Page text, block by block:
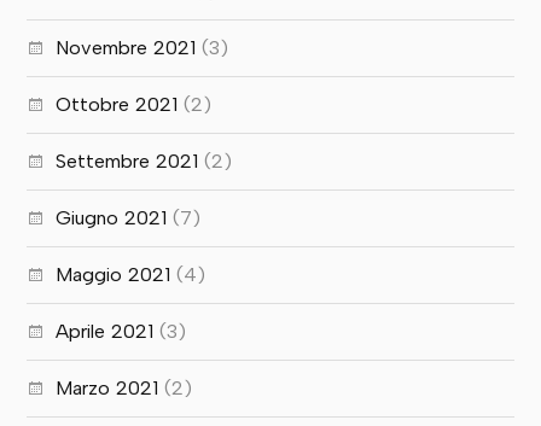
Novembre 2021 (3)
Ottobre 2021 (2)
Settembre 2021 (2)
Giugno 2021 (7)
Maggio 2021 (4)
Aprile 2021 (3)
Marzo 2021 (2)